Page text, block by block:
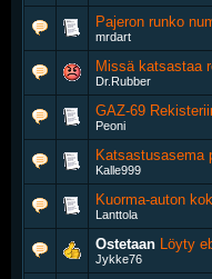
Pajeron runko
mrdart
Missä katsastaa
Dr.Rubber
GAZ-69
Peoni
Katsastusasema
Kalle999
Kuorma-auton
Lanttola
Ostetaan Löyty
Jykke76